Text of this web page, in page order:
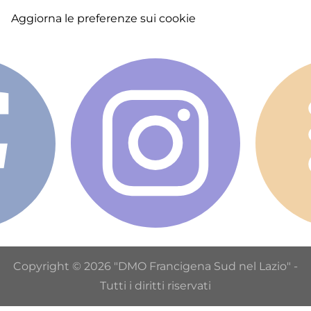
Aggiorna le preferenze sui cookie
Copyright © 2026 "DMO Francigena Sud nel Lazio" -
Tutti i diritti riservati